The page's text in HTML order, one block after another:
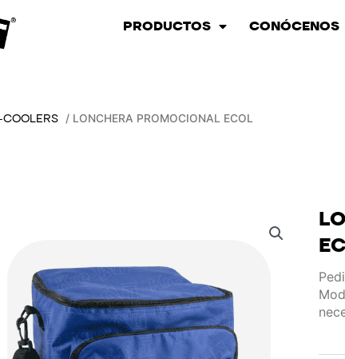
PRODUCTOS CONÓCENOS
/ LONCHERA PROMOCIONAL ECOL